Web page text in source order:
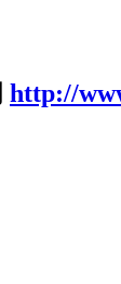
http://